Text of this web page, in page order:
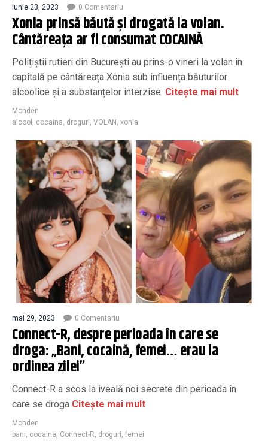
iunie 23, 2023 0 Comentariu
Xonia prinsă băută și drogată la volan.
Cântăreața ar fi consumat COCAINĂ
Polițiștii rutieri din București au prins-o vineri la volan în
capitală pe cântăreața Xonia sub influența băuturilor
alcoolice și a substanțelor interzise. Citește mai mult
Monden
alcool , cocaina, droguri, VOLAN , xonia
mai 29, 2023 0 Comentariu
Connect-R, despre perioada în care se
droga: „Bani, cocaină, femei… erau la
ordinea zilei”
Connect-R a scos la iveală noi secrete din perioada în
care se droga Citește mai mult
Monden
bani, cocaina, Connect-R, droguri, femei